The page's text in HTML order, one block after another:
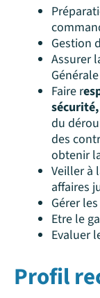
Gestion
Assurer
Faire r
sécurité,
du
des
obtenir
Veiller à
affaires
Gérer
Etre le
Evaluer
Profil